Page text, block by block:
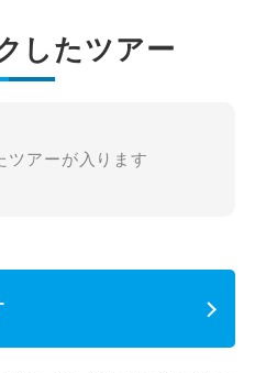
したツアー
ツアーが入ります